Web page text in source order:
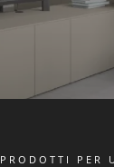
PRODOTTI PER